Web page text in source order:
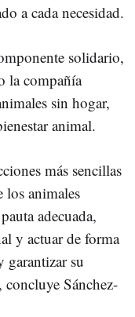
a cada necesidad.
solidario,
la compañía
sin hogar,
animal.
más sencillas
los animales
adecuada,
y actuar de forma
garantizar su
concluye Sánchez-